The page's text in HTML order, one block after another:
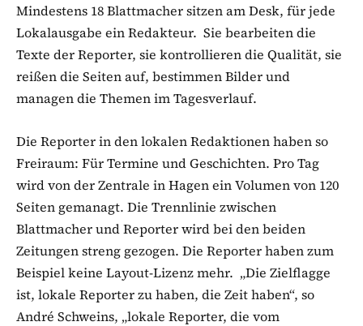
Mindestens 18 Blattmacher sitzen am Desk, für jede
Lokalausgabe ein Redakteur. Sie bearbeiten die
Texte der Reporter, sie kontrollieren die Qualität, sie
reißen die Seiten auf, bestimmen Bilder und
managen die Themen im Tagesverlauf.
Die Reporter in den lokalen Redaktionen haben so
Freiraum: Für Termine und Geschichten. Pro Tag
wird von der Zentrale in Hagen ein Volumen von 120
Seiten gemanagt. Die Trennlinie zwischen
Blattmacher und Reporter wird bei den beiden
Zeitungen streng gezogen. Die Reporter haben zum
Beispiel keine Layout-Lizenz mehr. „Die Zielflagge
ist, lokale Reporter zu haben, die Zeit haben“, so
André Schweins, „lokale Reporter, die vom